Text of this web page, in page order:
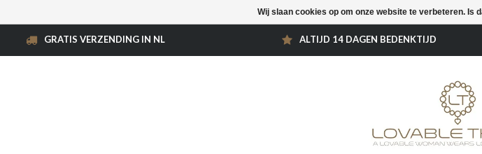
GRATIS VERZENDING IN NL ALTIJD 14 DAGEN BEDENKTIJD
Wij slaan cookies op om onze website te verbeteren. Is